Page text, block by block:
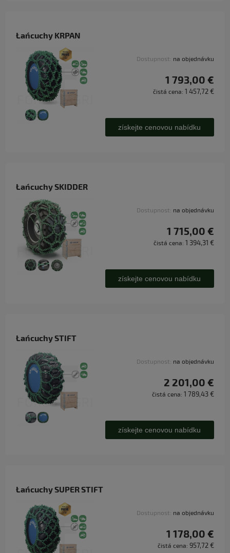
Łańcuchy KRPAN
Dostupnost: na objednávku
1 793,00 €
čistá cena: 1 457,72 €
získejte cenovou nabídku
Łańcuchy SKIDDER
Dostupnost: na objednávku
1 715,00 €
čistá cena: 1 394,31 €
získejte cenovou nabídku
Łańcuchy STIFT
Dostupnost: na objednávku
2 201,00 €
čistá cena: 1 789,43 €
získejte cenovou nabídku
Łańcuchy SUPER STIFT
Dostupnost: na objednávku
1 178,00 €
čistá cena: 957,72 €